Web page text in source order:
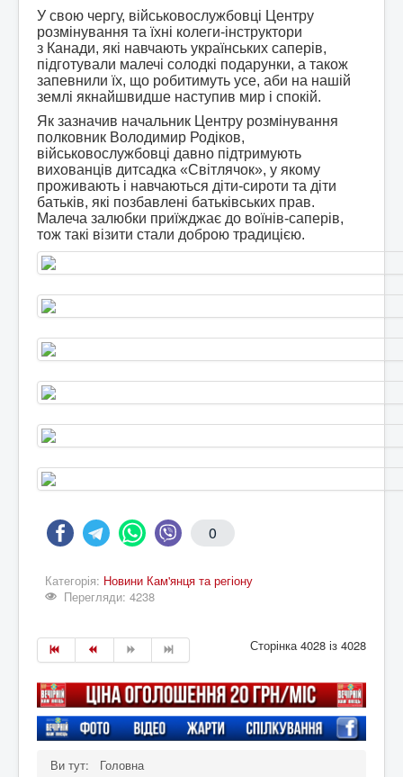
У свою чергу, військовослужбовці Центру
розмінування та їхні колеги-інструктори
з Канади, які навчають українських саперів,
підготували малечі солодкі подарунки, а також
запевнили їх, що робитимуть усе, аби на нашій
землі якнайшвидше наступив мир і спокій.
Як зазначив начальник Центру розмінування
полковник Володимир Родіков,
військовослужбовці давно підтримують
вихованців дитсадка «Світлячок», у якому
проживають і навчаються діти-сироти та діти
батьків, які позбавлені батьківських прав.
Малеча залюбки приїжджає до воїнів-саперів,
тож такі візити стали доброю традицією.
0
Категорія: Новини Кам'янця та регіону
Перегляди: 4238
Сторінка 4028 із 4028
Ви тут: Головна